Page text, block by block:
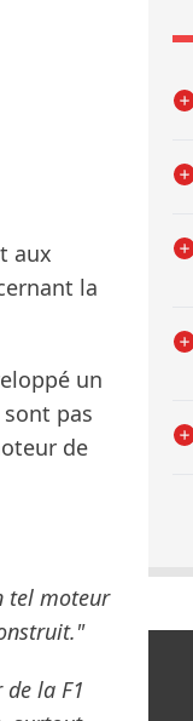
aux
la
un
pas
de
tel moteur
la F1